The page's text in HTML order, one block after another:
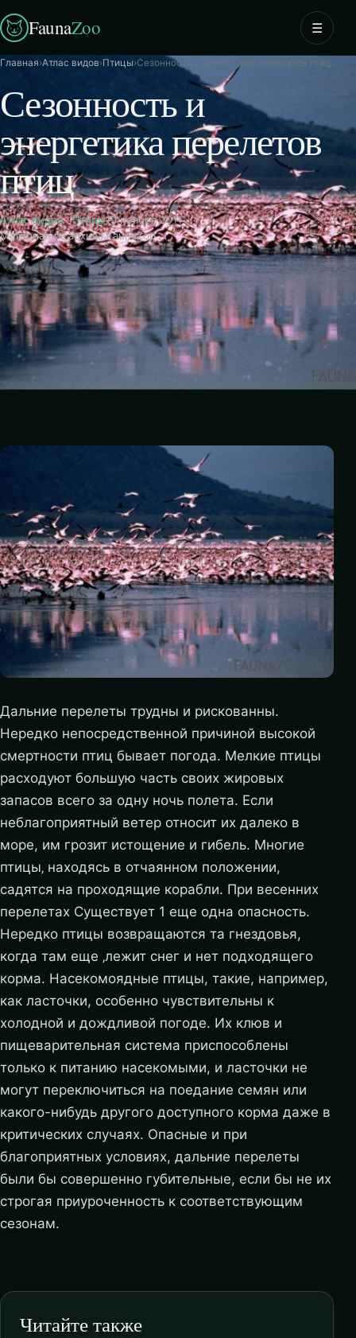
FaunaZoo ☰
Главная›Атлас видов›Птицы›Сезонность и энергетика перелетов птиц
Сезонность и
энергетика перелетов
птиц
Атлас видов·Птицы19 ноября 2011
Материал из архива FaunaZoo
Дальние перелеты трудны и рискованны.
Нередко непосредственной причиной высокой
смертности птиц бывает погода. Мелкие птицы
расходуют большую часть своих жировых
запасов всего за одну ночь полета. Если
неблагоприятный ветер относит их далеко в
море, им грозит истощение и гибель. Многие
птицы‚ находясь в отчаянном положении,
садятся на проходящие корабли. При весенних
перелетах Существует 1 еще одна опасность.
Нередко птицы возвращаются та гнездовья,
когда там еще ‚лежит снег и нет подходящего
корма. Насекомоядные птицы, такие, например,
как ласточки, особенно чувствительны к
холодной и дождливой погоде. Их клюв и
пищеварительная система приспособлены
только к питанию насекомыми, и ласточки не
могут переключиться на поедание семян или
какого-нибудь другого доступного корма даже в
критических случаях. Опасные и при
благоприятных условиях, дальние перелеты
были бы совершенно губительные, если бы не их
строгая приуроченность к соответствующим
сезонам.
Читайте также